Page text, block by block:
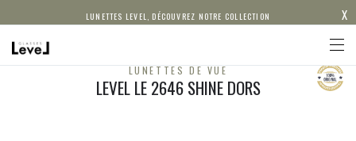
LUNETTES LEVEL, DÉCOUVREZ NOTRE COLLECTION X
LUNETTES DE VUE
LEVEL LE 2646 SHINE DORS